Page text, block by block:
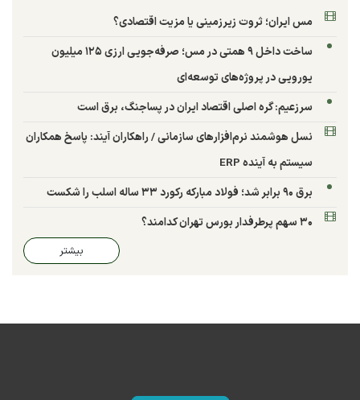
مس ایران؛ ثروت زیرزمینی یا مزیت اقتصادی؟
ساخت داخل ۹ همتی در مس؛ صرفه‌جویی ارزی ۱۲۵ میلیون
یورویی در پروژه‌های توسعه‌ای
سرزعیم: گره اصلی اقتصاد ایران در پساجنگ، برق است
نسل هوشمند نرم‌افزارهای سازمانی / راهکاران آیند: پاسخ همکاران
سیستم به آینده ERP
برق ۹۰ برابر شد؛ فولاد مبارکه رکورد ۳۳ ساله اسلب را شکست
۳۰ سهم پرطرفدار بورس تهران کدامند؟
بیشتر